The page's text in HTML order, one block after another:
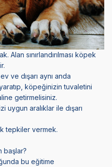
Alan sınırlandırılması köpek
ve dışarı aynı anda
köpeğinizin tuvaletini
getirmelisiniz.
uygun aralıklar ile dışarı
tepkiler vermek.
başlar?
bu eğitime